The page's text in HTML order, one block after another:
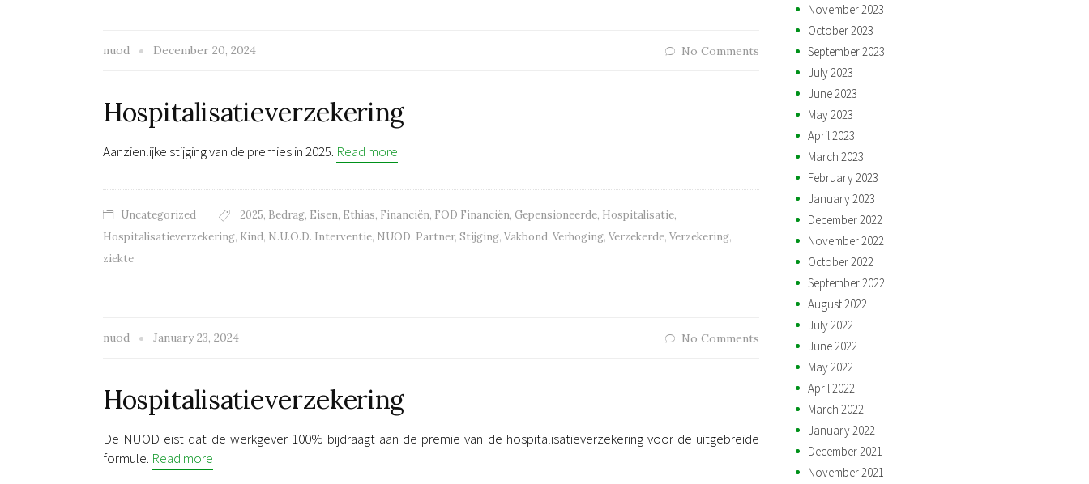
nuod December 20, 2024 No Comments
Hospitalisatieverzekering
Aanzienlijke stijging van de premies in 2025. Read more
Uncategorized 2025, Bedrag, Eisen, Ethias, Financiën, FOD Financiën, Gepensioneerde, Hospitalisatie,
Hospitalisatieverzekering, Kind, N.U.O.D. Interventie, NUOD, Partner, Stijging, Vakbond, Verhoging, Verzekerde, Verzekering,
ziekte
nuod January 23, 2024 No Comments
Hospitalisatieverzekering
De NUOD eist dat de werkgever 100% bijdraagt aan de premie van de hospitalisatieverzekering voor de uitgebreide
formule. Read more
November 2023
October 2023
September 2023
July 2023
June 2023
May 2023
April 2023
March 2023
February 2023
January 2023
December 2022
November 2022
October 2022
September 2022
August 2022
July 2022
June 2022
May 2022
April 2022
March 2022
January 2022
December 2021
November 2021